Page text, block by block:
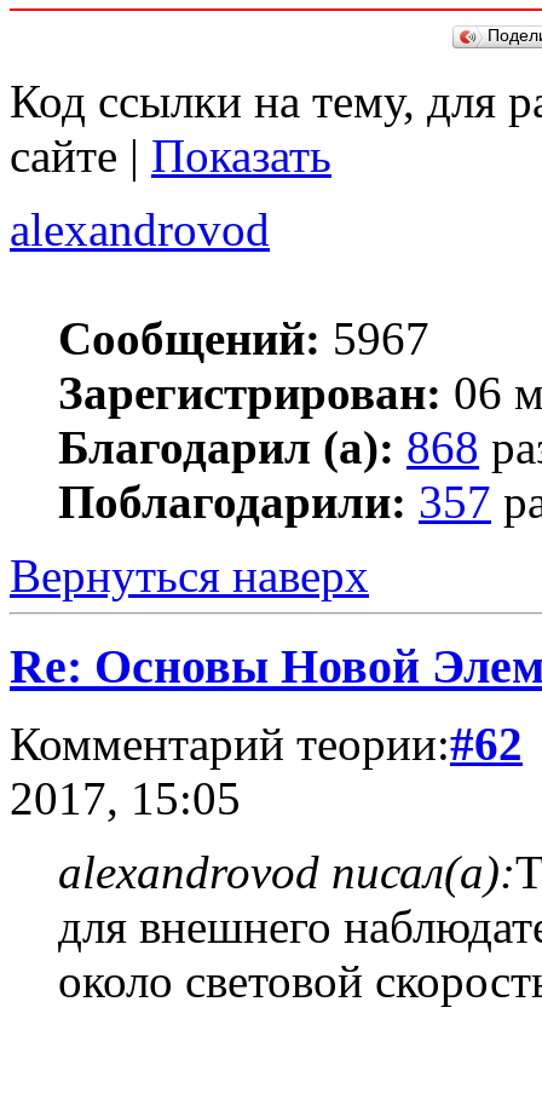
Код ссылки на тему, для
сайте | Показать
alexandrovod
Сообщений: 5967
Зарегистрирован: 06
Благодарил (а): 868
Поблагодарили: 357
Вернуться наверх
Re: Основы Новой
Комментарий теории:#62
2017, 15:05
alexandrovod писал(а):
для внешнего
около световой